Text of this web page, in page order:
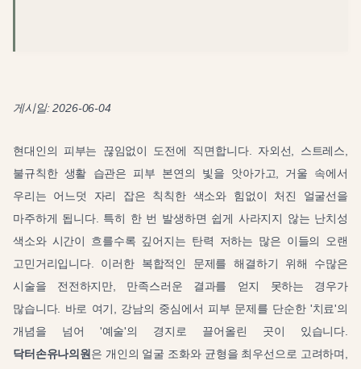
게시일: 2026-06-04
현대인의 피부는 끊임없이 도전에 직면합니다. 자외선, 스트레스,
불규칙한 생활 습관은 피부 본연의 빛을 앗아가고, 거울 속에서
우리는 어느덧 자리 잡은 칙칙한 색소와 힘없이 처진 얼굴선을
마주하게 됩니다. 특히 한 번 발생하면 쉽게 사라지지 않는 난치성
색소와 시간이 흐를수록 깊어지는 탄력 저하는 많은 이들의 오랜
고민거리입니다. 이러한 복합적인 문제를 해결하기 위해 수많은
시술을 전전하지만, 만족스러운 결과를 얻지 못하는 경우가
많습니다. 바로 여기, 강남의 중심에서 피부 문제를 단순한 '치료'의
개념을 넘어 '예술'의 경지로 끌어올린 곳이 있습니다.
닥터손유나의원은 개인의 얼굴 조화와 균형을 최우선으로 고려하며,